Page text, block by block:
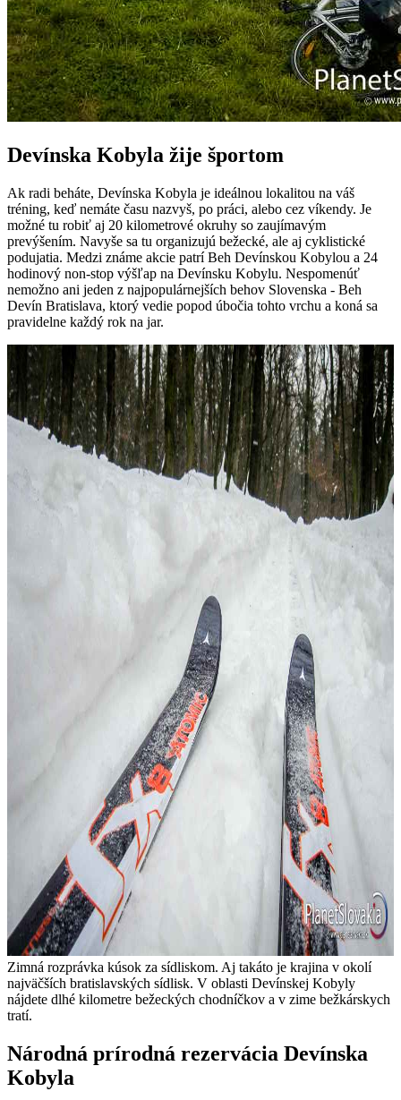
Devínska Kobyla žije športom
Ak radi beháte, Devínska Kobyla je ideálnou lokalitou na váš
tréning, keď nemáte času nazvyš, po práci, alebo cez víkendy. Je
možné tu robiť aj 20 kilometrové okruhy so zaujímavým
prevýšením. Navyše sa tu organizujú bežecké, ale aj cyklistické
podujatia. Medzi známe akcie patrí Beh Devínskou Kobylou a 24
hodinový non-stop výšľap na Devínsku Kobylu. Nespomenúť
nemožno ani jeden z najpopulárnejších behov Slovenska - Beh
Devín Bratislava, ktorý vedie popod úbočia tohto vrchu a koná sa
pravidelne každý rok na jar.
Zimná rozprávka kúsok za sídliskom. Aj takáto je krajina v okolí
najväčších bratislavských sídlisk. V oblasti Devínskej Kobyly
nájdete dlhé kilometre bežeckých chodníčkov a v zime bežkárskych
tratí.
Národná prírodná rezervácia Devínska
Kobyla